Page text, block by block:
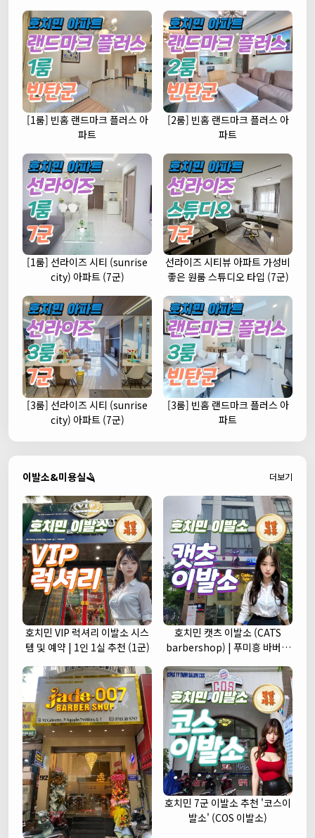
[1룸] 빈홈 랜드마크 플러스 아
파트
[2룸] 빈홈 랜드마크 플러스 아
파트
[1룸] 선라이즈 시티 (sunrise
city) 아파트 (7군)
선라이즈 시티뷰 아파트 가성비
좋은 원룸 스튜디오 타입 (7군)
[3룸] 선라이즈 시티 (sunrise
city) 아파트 (7군)
[3룸] 빈홈 랜드마크 플러스 아
파트
이발소&미용실🪒 더보기
호치민 VIP 럭셔리 이발소 시스
템 및 예약 | 1인 1실 추천 (1군)
호치민 캣츠 이발소 (CATS
barbershop) | 푸미흥 바버샵
호치민 7군 이발소 추천 '코스이
발소' (COS 이발소)